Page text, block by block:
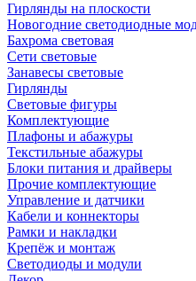
Гирлянды на плоскости
Новогодние светодиодные
Бахрома световая
Сети световые
Занавесы световые
Гирлянды
Световые фигуры
Комплектующие
Плафоны и абажуры
Текстильные абажуры
Блоки питания и драйверы
Прочие комплектующие
Управление и датчики
Кабели и коннекторы
Рамки и накладки
Крепёж и монтаж
Светодиоды и модули